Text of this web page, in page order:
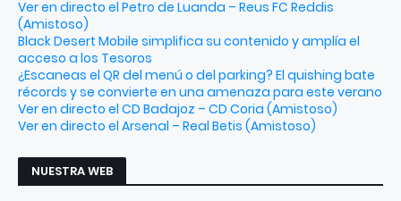
Ver en directo el Petro de Luanda – Reus FC Reddis
(Amistoso)
Black Desert Mobile simplifica su contenido y amplía el
acceso a los Tesoros
¿Escaneas el QR del menú o del parking? El quishing bate
récords y se convierte en una amenaza para este verano
Ver en directo el CD Badajoz – CD Coria (Amistoso)
Ver en directo el Arsenal – Real Betis (Amistoso)
NUESTRA WEB